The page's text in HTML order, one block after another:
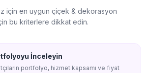
için en uygun çiçek & dekorasyon
bu kriterlere dikkat edin.
İnceleyin
portfolyo, hizmet kapsamı ve fiyat